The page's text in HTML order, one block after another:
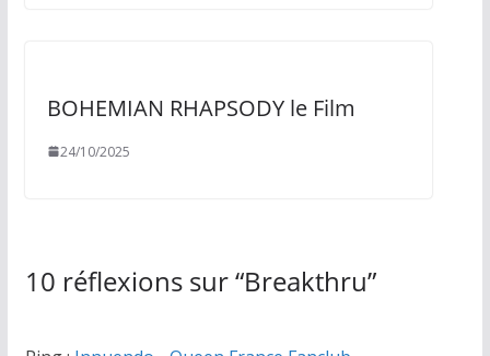
BOHEMIAN RHAPSODY le Film
24/10/2025
10 réflexions sur “Breakthru”